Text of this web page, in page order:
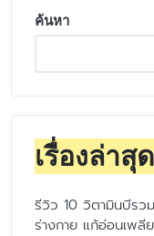
ค้นหา
เรื่องล่าสุด
รีวิว 10 วิตามินบีร
ร่างกาย แก้อ่อนเพลีย